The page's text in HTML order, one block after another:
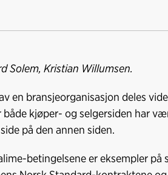
Solem, Kristian Willumsen.
en bransjeorganisasjon deles
kjøper- og selgersiden har
på den annen siden.
betingelsene er eksempler på